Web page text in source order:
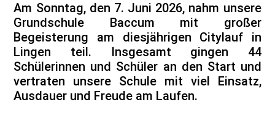
Am Sonntag, den 7. Juni 2026, nahm unsere
Grundschule Baccum mit großer
Begeisterung am diesjährigen Citylauf in
Lingen teil. Insgesamt gingen 44
Schülerinnen und Schüler an den Start und
vertraten unsere Schule mit viel Einsatz,
Ausdauer und Freude am Laufen.